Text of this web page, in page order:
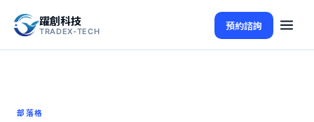
躍創科技
TRADEX-TECH 預約諮詢
部落格